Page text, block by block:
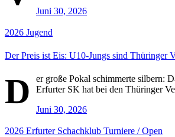
Juni 30, 2026
2026 Jugend
Der Preis ist Eis: U10-Jungs sind Thüringer
D
er große Pokal schimmerte silbern:
Erfurter SK hat bei den Thüringer
Juni 30, 2026
2026 Erfurter Schachklub Turniere / Open